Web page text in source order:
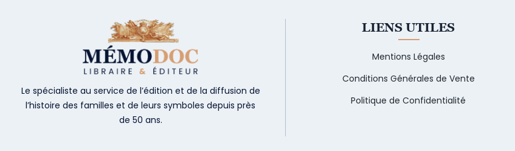
Le spécialiste au service de l’édition et de la diffusion de
l’histoire des familles et de leurs symboles depuis près
de 50 ans.
LIENS UTILES
Mentions Légales
Conditions Générales de Vente
Politique de Confidentialité